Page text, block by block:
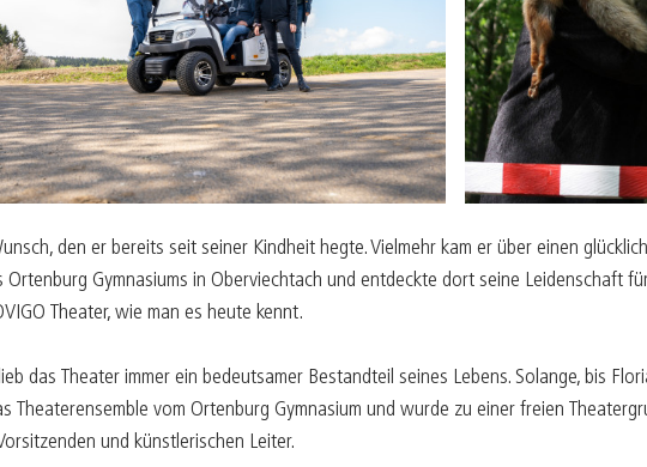
den er bereits seit seiner Kindheit hegte. Vielmehr kam er über einen
Gymnasiums in Oberviechtach und entdeckte dort seine Leidenschaft
Theater, wie man es heute kennt.
das Theater immer ein bedeutsamer Bestandteil seines Lebens. Solange, bis
vom Ortenburg Gymnasium und wurde zu einer freien
und künstlerischen Leiter.